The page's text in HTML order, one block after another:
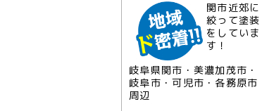
関市近郊に
絞って塗装
をしていま
す！
岐阜県関市・美濃加茂市・
岐阜市・可児市・各務原市
周辺